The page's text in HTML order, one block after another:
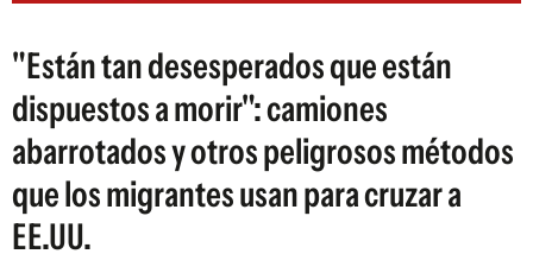
"Están tan desesperados que están
dispuestos a morir": camiones
abarrotados y otros peligrosos métodos
que los migrantes usan para cruzar a
EE.UU.